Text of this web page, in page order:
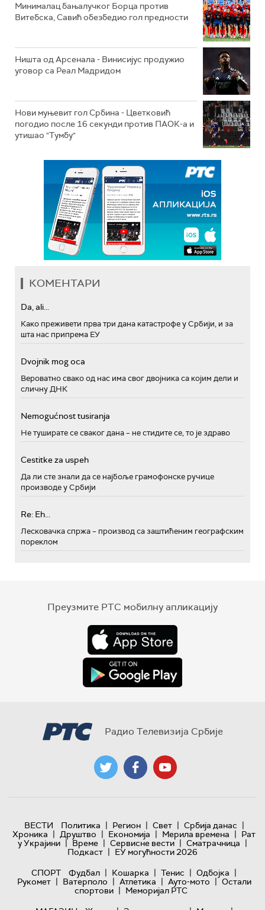
Минималац бањалучког Борца против
Витебска, Савић обезбедио гол предности
Ништа од Арсенала - Винисијус продужио
уговор са Реал Мадридом
Нови муњевит гол Србина - Цветковић
погодио после 16 секунди против ПАОК-а и
утишао "Тумбу"
КОМЕНТАРИ
Da, ali...
Како преживети прва три дана катастрофе у Србији, и за
шта нас припрема ЕУ
Dvojnik mog oca
Вероватно свако од нас има свог двојника са којим дели и
сличну ДНК
Nemogućnost tusiranja
Не туширате се сваког дана – не стидите се, то је здраво
Cestitke za uspeh
Да ли сте знали да се најбоље грамофонске ручице
производе у Србији
Re: Eh...
Лесковачка спржа – производ са заштићеним географским
пореклом
Преузмите РТС мобилну апликацију
Радио Телевизија Србије
ВЕСТИ Политика | Регион | Свет | Србија данас |
Хроника | Друштво | Економија | Мерила времена | Рат
у Украјини | Време | Сервисне вести | Сматрачница |
Подкаст | ЕУ могућности 2026
СПОРТ
Фудбал | Кошарка | Тенис | Одбојка |
Рукомет | Ватерполо | Атлетика | Ауто-мото | Остали
спортови | Меморијал РТС